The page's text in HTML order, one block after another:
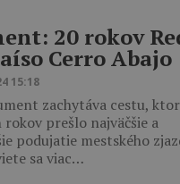
20 rokov
Cerro Abajo
15:18
zachytáva cestu,
rokov prešlo najväčšie a
podujatie mestského
sa viac…